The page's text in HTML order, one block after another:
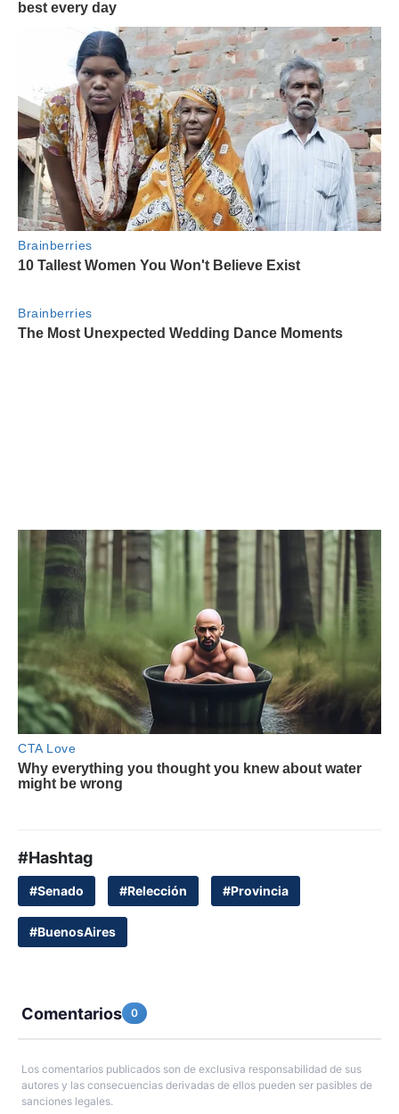
#Hashtag
#Senado #Relección #Provincia
#BuenosAires
Comentarios 0
Los comentarios publicados son de exclusiva responsabilidad de sus
autores y las consecuencias derivadas de ellos pueden ser pasibles de
sanciones legales.